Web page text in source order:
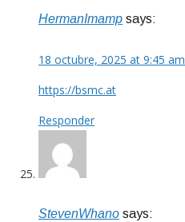
HermanImamp says:
18 octubre, 2025 at 9:45 am
https://bsmc.at
Responder
StevenWhano says: